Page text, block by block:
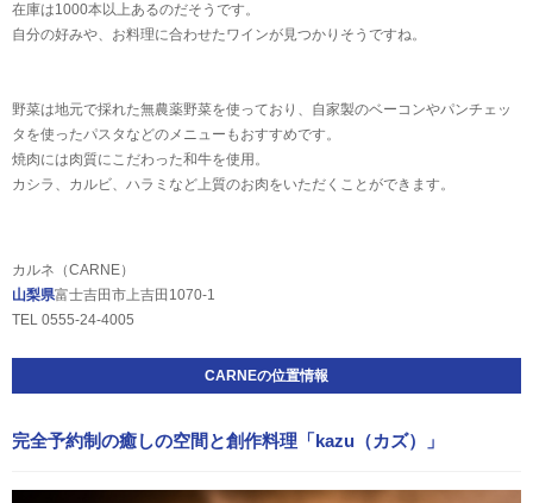
在庫は1000本以上あるのだそうです。
自分の好みや、お料理に合わせたワインが見つかりそうですね。
野菜は地元で採れた無農薬野菜を使っており、自家製のベーコンやパンチェッ
タを使ったパスタなどのメニューもおすすめです。
焼肉には肉質にこだわった和牛を使用。
カシラ、カルビ、ハラミなど上質のお肉をいただくことができます。
カルネ（CARNE）
山梨県富士吉田市上吉田1070-1
TEL 0555-24-4005
CARNEの位置情報
完全予約制の癒しの空間と創作料理「kazu（カズ）」